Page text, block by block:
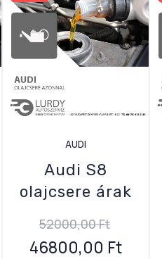
AUDI
Audi S8
olajcsere árak
52000,00Ft
46800,00 Ft